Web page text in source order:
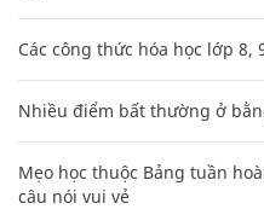
Các công thức hóa học lớp 8,
Nhiều điểm bất thường ở
Mẹo học thuộc Bảng tuần
câu nói vui vẻ